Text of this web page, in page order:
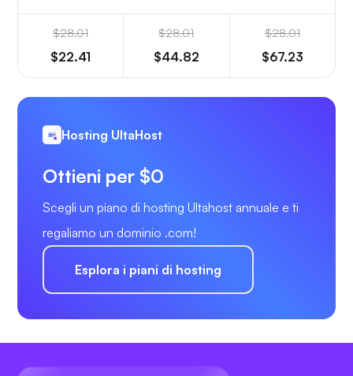
$28.01
$22.41
$28.01
$44.82
$28.01
$67.23
Hosting UltaHost
Ottieni per $0
Scegli un piano di hosting Ultahost annuale e ti
regaliamo un dominio .com!
Esplora i piani di hosting